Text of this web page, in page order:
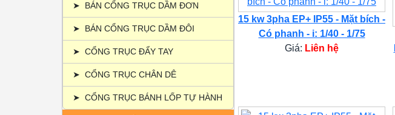
➤ BÁN CỔNG TRỤC DẦM ĐƠN
➤ BÁN CỔNG TRỤC DẦM ĐÔI
➤ CỔNG TRỤC ĐẨY TAY
➤ CỔNG TRỤC CHÂN DÊ
➤ CỔNG TRỤC BÁNH LỐP TỰ HÀNH
15 kw 3pha EP+ IP55 - Mặt bích -
Có phanh - i: 1/40 - 1/75
Giá: Liên hệ